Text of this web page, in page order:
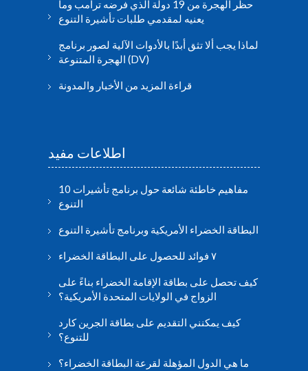
حظر الهجرة من 19 دولة الذي فرضه ترامب وما
يعنيه لمقدمي طلبات تأشيرة التنوع
لماذا يجب ألا تثق أبدًا بالأدوات الآلية لصور برنامج
الهجرة المتنوعة (DV)
قراءة المزيد من الأخبار والمدونة
اطلاعات مفید
10 مفاهيم خاطئة شائعة حول برنامج تأشيرات
التنوع
البطاقة الخضراء الأمريكية وبرنامج تأشيرة التنوع
٧ فوائد للحصول على البطاقة الخضراء
كيف تحصل على بطاقة الإقامة الخضراء بناءً على
الزواج في الولايات المتحدة الأمريكية؟
كيف يمكنني التقديم على بطاقة الجرين كارد
للتنوع؟
ما هي الدول المؤهلة لقرعة البطاقة الخضراء؟